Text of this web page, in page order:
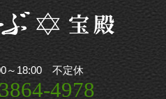
～18:00 不定休
4978